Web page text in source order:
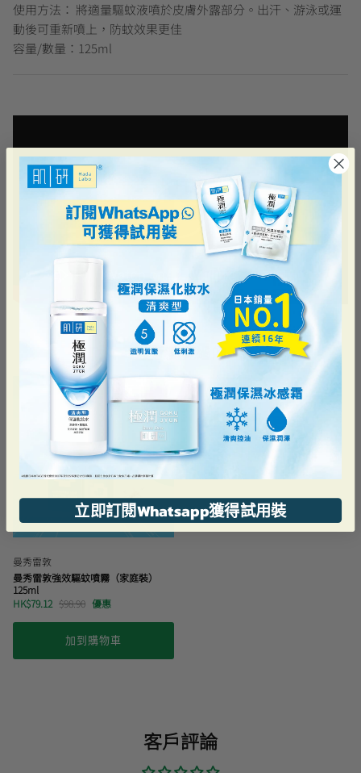
使用方法： 將適量驅蚊液噴於皮膚外露部分。出汗、游泳或運
動後可重新噴上，防蚊效果更佳
容量/數量：125ml
最近瀏覽過的
曼秀雷敦
曼秀雷敦強效驅蚊噴霧（家庭裝）
125ml
HK$79.12 $98.90 優惠
加到購物車
客戶評論
立即訂閱Whatsapp獲得試用裝